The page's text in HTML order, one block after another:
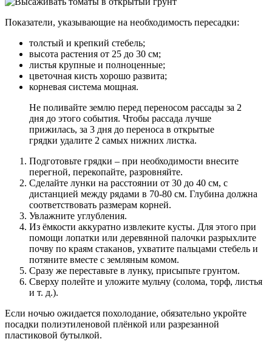
Показатели, указывающие на необходимость пересадки:
толстый и крепкий стебель;
высота растения от 25 до 30 см;
листья крупные и полноценные;
цветочная кисть хорошо развита;
корневая система мощная.
Не поливайте землю перед переносом рассады за 2
дня до этого события. Чтобы рассада лучше
прижилась, за 3 дня до переноса в открытые
грядки удалите 2 самых нижних листка.
Подготовьте грядки – при необходимости внесите
перегной, перекопайте, разровняйте.
Сделайте лунки на расстоянии от 30 до 40 см, с
дистанцией между рядами в 70-80 см. Глубина должна
соответствовать размерам корней.
Увлажните углубления.
Из ёмкости аккуратно извлеките кусты. Для этого при
помощи лопатки или деревянной палочки разрыхлите
почву по краям стаканов, ухватите пальцами стебель и
потяните вместе с земляным комом.
Сразу же переставьте в лунку, присыпьте грунтом.
Сверху полейте и уложите мульчу (солома, торф, листья
и т. д.).
Если ночью ожидается похолодание, обязательно укройте
посадки полиэтиленовой плёнкой или разрезанной
пластиковой бутылкой.